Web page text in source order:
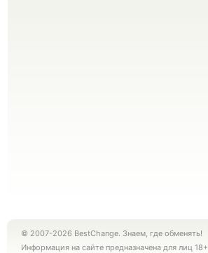
© 2007-2026 BestChange. Знаем, где обменять!
Информация на сайте предназначена для лиц 18+